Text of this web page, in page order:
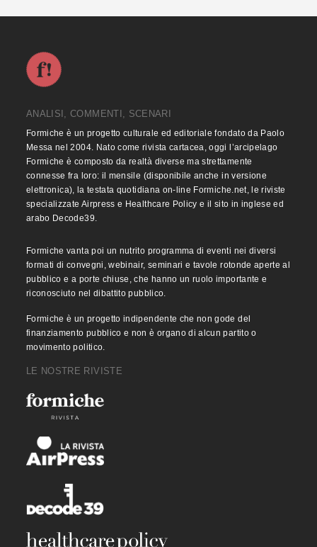
ANALISI, COMMENTI, SCENARI
Formiche è un progetto culturale ed editoriale fondato da Paolo
Messa nel 2004. Nato come rivista cartacea, oggi l’arcipelago
Formiche è composto da realtà diverse ma strettamente
connesse fra loro: il mensile (disponibile anche in versione
elettronica), la testata quotidiana on-line Formiche.net, le riviste
specializzate Airpress e Healthcare Policy e il sito in inglese ed
arabo Decode39.
Formiche vanta poi un nutrito programma di eventi nei diversi
formati di convegni, webinair, seminari e tavole rotonde aperte al
pubblico e a porte chiuse, che hanno un ruolo importante e
riconosciuto nel dibattito pubblico.
Formiche è un progetto indipendente che non gode del
finanziamento pubblico e non è organo di alcun partito o
movimento politico.
LE NOSTRE RIVISTE